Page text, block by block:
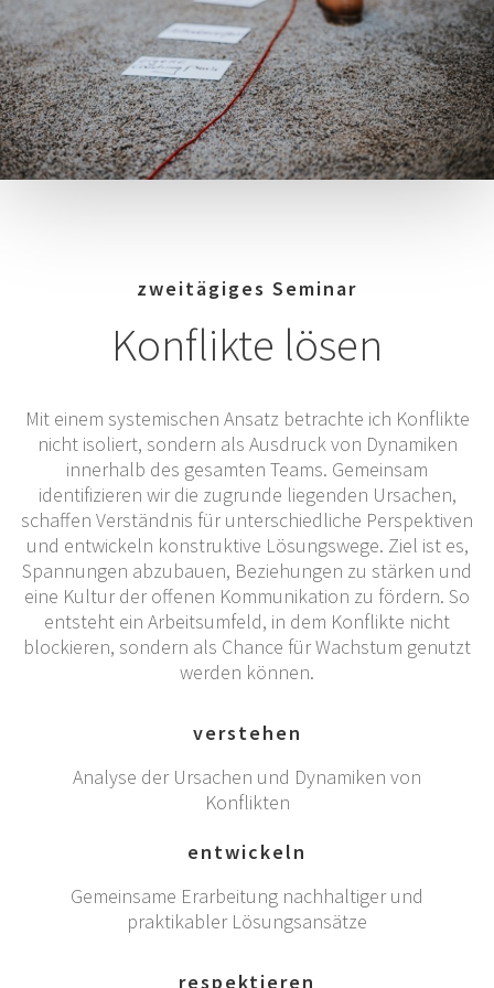
zweitägiges Seminar
Konflikte lösen
Mit einem systemischen Ansatz betrachte ich Konflikte
nicht isoliert, sondern als Ausdruck von Dynamiken
innerhalb des gesamten Teams. Gemeinsam
identifizieren wir die zugrunde liegenden Ursachen,
schaffen Verständnis für unterschiedliche Perspektiven
und entwickeln konstruktive Lösungswege. Ziel ist es,
Spannungen abzubauen, Beziehungen zu stärken und
eine Kultur der offenen Kommunikation zu fördern. So
entsteht ein Arbeitsumfeld, in dem Konflikte nicht
blockieren, sondern als Chance für Wachstum genutzt
werden können.
verstehen
Analyse der Ursachen und Dynamiken von
Konflikten
entwickeln
Gemeinsame Erarbeitung nachhaltiger und
praktikabler Lösungsansätze
respektieren